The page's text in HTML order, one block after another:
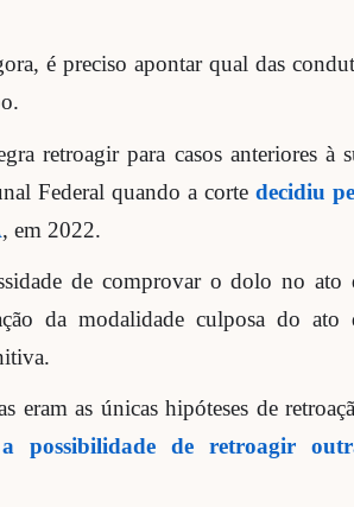
é preciso apontar qual das
retroagir para casos anteriores à
Federal quando a corte decidiu
, em 2022.
de comprovar o dolo no ato
da modalidade culposa do ato
eram as únicas hipóteses de
possibilidade de retroagir